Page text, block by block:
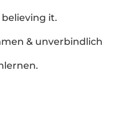
it.
& unverbindlich